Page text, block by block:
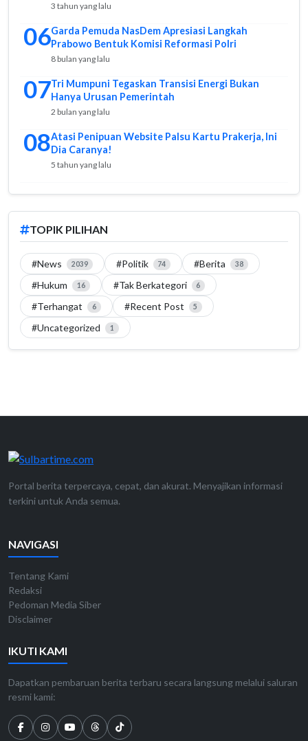
3 tahun yang lalu
06Garda Pemuda NasDem Apresiasi Langkah
Prabowo Bentuk Komisi Reformasi Polri
8 bulan yang lalu
07Tri Mumpuni Tegaskan Transisi Energi Bukan
Hanya Urusan Pemerintah
2 bulan yang lalu
08Atasi Penipuan Website Palsu Kartu Prakerja, Ini
Dia Caranya!
5 tahun yang lalu
TOPIK PILIHAN
#News 2039 #Politik 74 #Berita 38
#Hukum 16 #Tak Berkategori 6
#Terhangat 6 #Recent Post 5
#Uncategorized 1
Portal berita terpercaya, cepat, dan akurat. Menyajikan informasi
terkini untuk Anda semua.
NAVIGASI
Tentang Kami
Redaksi
Pedoman Media Siber
Disclaimer
IKUTI KAMI
Dapatkan pembaruan berita terbaru secara langsung melalui saluran
resmi kami: